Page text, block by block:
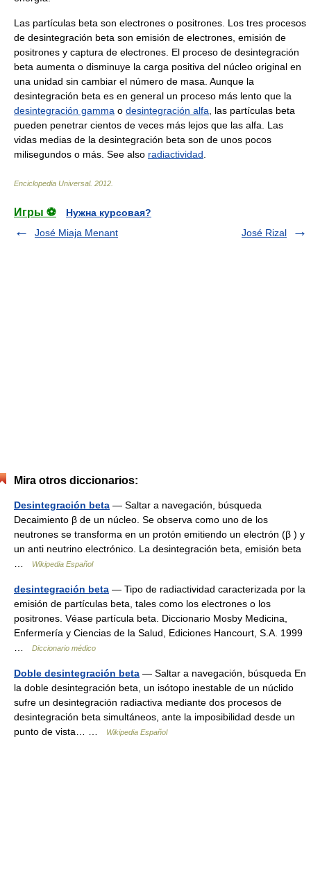
Las partículas beta son electrones o positrones. Los tres procesos
de desintegración beta son emisión de electrones, emisión de
positrones y captura de electrones. El proceso de desintegración
beta aumenta o disminuye la carga positiva del núcleo original en
una unidad sin cambiar el número de masa. Aunque la
desintegración beta es en general un proceso más lento que la
desintegración gamma o desintegración alfa , las partículas beta
pueden penetrar cientos de veces más lejos que las alfa. Las
vidas medias de la desintegración beta son de unos pocos
milisegundos o más. See also radiactividad
Enciclopedia Universal. 2012
Игры ⚽
Нужна курсовая?
José Miaja Menant
José Rizal
Mira otros diccionarios:
Desintegración beta — Saltar a navegación, búsqueda
Decaimiento β de un núcleo. Se observa como uno de los
neutrones se transforma en un protón emitiendo un electrón (β ) y
un anti neutrino electrónico. La desintegración beta, emisión beta
Wikipedia Español
desintegración beta — Tipo de radiactividad caracterizada por la
emisión de partículas beta, tales como los electrones o los
positrones. Véase partícula beta. Diccionario Mosby Medicina,
Enfermería y Ciencias de la Salud, Ediciones Hancourt, S.A. 1999
Diccionario médico
Doble desintegración beta — Saltar a navegación, búsqueda En
la doble desintegración beta, un isótopo inestable de un núclido
sufre un desintegración radiactiva mediante dos procesos de
desintegración beta simultáneos, ante la imposibilidad desde un
punto de vista… …
Wikipedia Español